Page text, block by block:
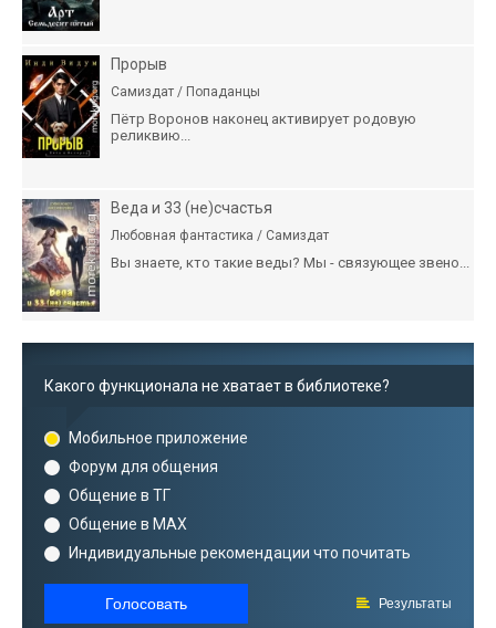
Прорыв
Самиздат / Попаданцы
Пётр Воронов наконец активирует родовую
реликвию...
Веда и 33 (не)счастья
Любовная фантастика / Самиздат
Вы знаете, кто такие веды? Мы - связующее звено...
Какого функционала не хватает в библиотеке?
Мобильное приложение
Форум для общения
Общение в ТГ
Общение в MAX
Индивидуальные рекомендации что почитать
Голосовать Результаты